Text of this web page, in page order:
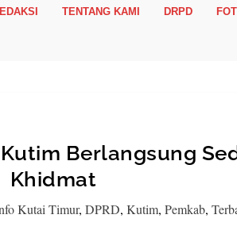
TENTANG KAMI DRPD
Berlangsung
Khidmat
Kutai Timur, DPRD, Kutim, Pemkab,